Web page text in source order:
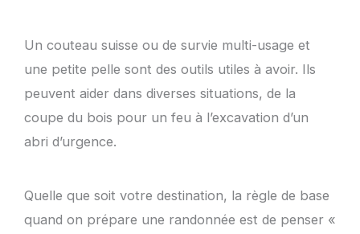
Un couteau suisse ou de survie multi-usage et
une petite pelle sont des outils utiles à avoir. Ils
peuvent aider dans diverses situations, de la
coupe du bois pour un feu à l’excavation d’un
abri d’urgence.
Quelle que soit votre destination, la règle de base
quand on prépare une randonnée est de penser «